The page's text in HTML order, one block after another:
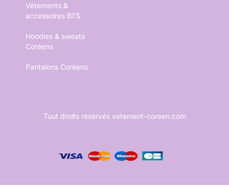
Vêtements &
accessoires BTS
Hoodies & sweats
Coréens
Pantalons Coréens
Tout droits réservés vetement-coreen.com